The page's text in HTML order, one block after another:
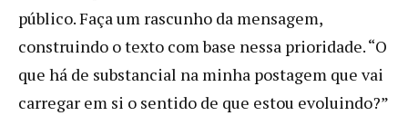
público. Faça um rascunho da mensagem,
construindo o texto com base nessa prioridade. “O
que há de substancial na minha postagem que vai
carregar em si o sentido de que estou evoluindo?”